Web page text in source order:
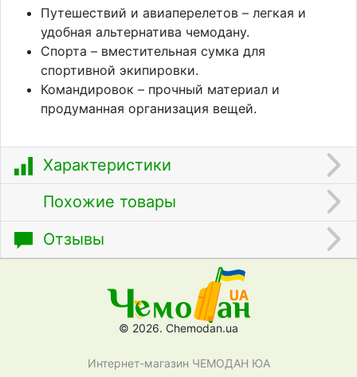
Путешествий и авиаперелетов – легкая и
удобная альтернатива чемодану.
Спорта – вместительная сумка для
спортивной экипировки.
Командировок – прочный материал и
продуманная организация вещей.
Характеристики
Похожие товары
Отзывы
© 2026. Chemodan.ua
Интернет-магазин ЧЕМОДАН ЮА